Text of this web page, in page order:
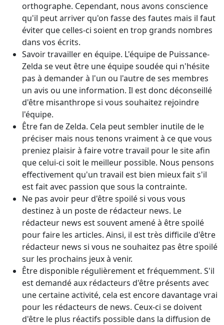
orthographe. Cependant, nous avons conscience
qu'il peut arriver qu'on fasse des fautes mais il faut
éviter que celles-ci soient en trop grands nombres
dans vos écrits.
Savoir travailler en équipe. L'équipe de Puissance-
Zelda se veut être une équipe soudée qui n'hésite
pas à demander à l'un ou l'autre de ses membres
un avis ou une information. Il est donc déconseillé
d'être misanthrope si vous souhaitez rejoindre
l'équipe.
Être fan de Zelda. Cela peut sembler inutile de le
préciser mais nous tenons vraiment à ce que vous
preniez plaisir à faire votre travail pour le site afin
que celui-ci soit le meilleur possible. Nous pensons
effectivement qu'un travail est bien mieux fait s'il
est fait avec passion que sous la contrainte.
Ne pas avoir peur d'être spoilé si vous vous
destinez à un poste de rédacteur news. Le
rédacteur news est souvent amené à être spoilé
pour faire les articles. Ainsi, il est très difficile d'être
rédacteur news si vous ne souhaitez pas être spoilé
sur les prochains jeux à venir.
Être disponible régulièrement et fréquemment. S'il
est demandé aux rédacteurs d'être présents avec
une certaine activité, cela est encore davantage vrai
pour les rédacteurs de news. Ceux-ci se doivent
d'être le plus réactifs possible dans la diffusion de